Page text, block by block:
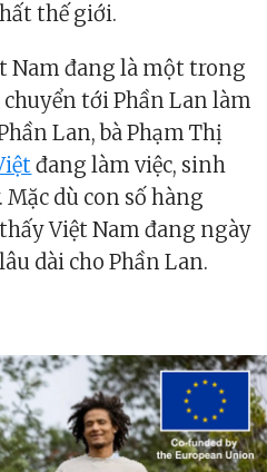
thế giới.
Nam đang là một trong
tới Phần Lan làm
Lan, bà Phạm Thị
đang làm việc, sinh
Mặc dù con số hàng
Việt Nam đang ngày
dài cho Phần Lan.